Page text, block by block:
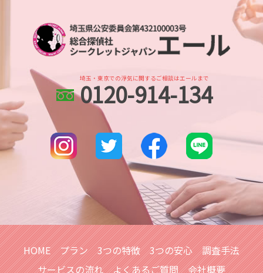
浮気調査 gps おすすめ
探偵 gps 違法
浮気調査 gps 小型
身辺調査 依頼
身辺調査 探偵
身辺調査 違法
dv被害 対策
婚前調査
各種工作 探偵
調査依頼
別れ工作 探偵
行方不明調査 探偵
人探し イラスト
人探し 会いたい
探偵 生き別れ 人探し
人探し 方法
復縁工作 探偵
所在調査
越谷レイクタウン 浮気不倫調査
川越 身辺調査
越谷レイクタウン 身辺調査
越谷市 身辺調査
北与野 人探し
さいたま市 浮気不倫調査
土呂 浮気不倫調査
川口市 浮気不倫調査
北与野 浮気不倫調査
埼玉県 ストーカー被害 対策
本川越的場 人探し
越谷市 浮気不倫調査
埼玉県 家出調査
越谷市 スマホ調査
埼玉・東京での浮気に関するご相談はエールまで
0120-914-134
HOME プラン 3つの特徴 3つの安心
調査手法
サービスの流れ
よくあるご質問 会社概要